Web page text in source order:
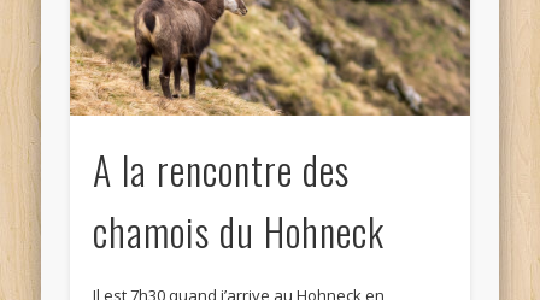
A la rencontre des
chamois du Hohneck
Il est 7h30 quand j’arrive au Hohneck en